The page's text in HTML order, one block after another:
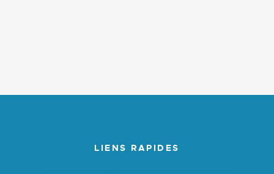
LIENS RAPIDES